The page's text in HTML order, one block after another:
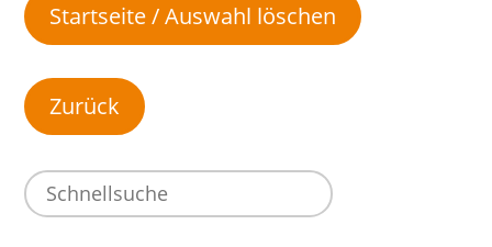
Startseite / Auswahl löschen